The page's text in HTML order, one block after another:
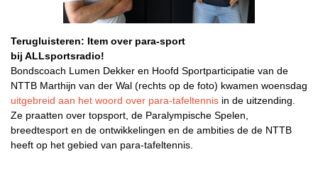
Terugluisteren: Item over para-sport
bij ALLsportsradio!
Bondscoach Lumen Dekker en Hoofd Sportparticipatie van de
NTTB Marthijn van der Wal (rechts op de foto) kwamen woensdag
uitgebreid aan het woord over para-tafeltennis in de uitzending.
Ze praatten over topsport, de Paralympische Spelen,
breedtesport en de ontwikkelingen en de ambities de de NTTB
heeft op het gebied van para-tafeltennis.